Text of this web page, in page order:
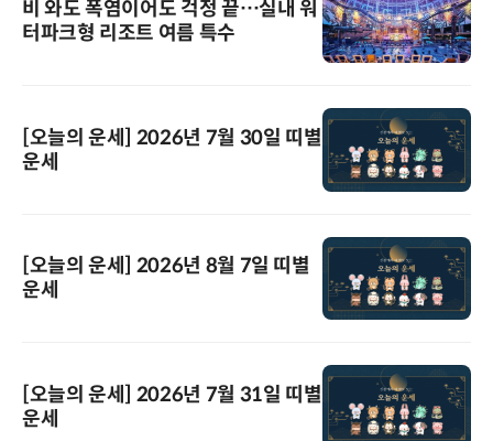
비 와도 폭염이어도 걱정 끝…실내 워
터파크형 리조트 여름 특수
[오늘의 운세] 2026년 7월 30일 띠별
운세
[오늘의 운세] 2026년 8월 7일 띠별
운세
[오늘의 운세] 2026년 7월 31일 띠별
운세